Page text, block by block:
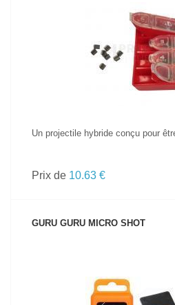
VOIR LE
Un projectile hybride conçu pour
Prix de 10.63 €
GURU GURU MICRO SHOT
VOIR LE